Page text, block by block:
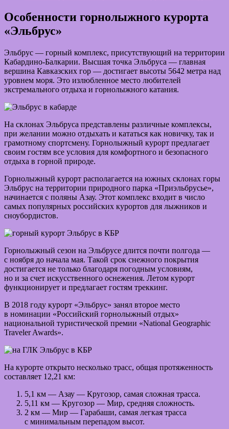
Особенности горнолыжного курорта
«Эльбрус»
Эльбрус — горный комплекс, присутствующий на территории
Кабардино-Балкарии. Высшая точка Эльбруса — главная
вершина Кавказских гор — достигает высоты 5642 метра над
уровнем моря. Это излюбленное место любителей
экстремального отдыха и горнолыжного катания.
На склонах Эльбруса представлены различные комплексы,
при желании можно отдыхать и кататься как новичку, так и
грамотному спортсмену. Горнолыжный курорт предлагает
своим гостям все условия для комфортного и безопасного
отдыха в горной природе.
Горнолыжный курорт располагается на южных склонах горы
Эльбрус на территории природного парка «Приэльбрусье»,
начинается с поляны Азау. Этот комплекс входит в число
самых популярных российских курортов для лыжников и
сноубордистов.
Горнолыжный сезон на Эльбрусе длится почти полгода —
с ноября до начала мая. Такой срок снежного покрытия
достигается не только благодаря погодным условиям,
но и за счет искусственного оснежения. Летом курорт
функционирует и предлагает гостям треккинг.
В 2018 году курорт «Эльбрус» занял второе место
в номинации «Российский горнолыжный отдых»
национальной туристической премии «National Geographic
Traveler Awards».
На курорте открыто несколько трасс, общая протяженность
составляет 12,21 км:
5,1 км — Азау — Кругозор, самая сложная трасса.
5,11 км — Кругозор — Мир, средняя сложность.
2 км — Мир — Гарабаши, самая легкая трасса
с минимальным перепадом высот.